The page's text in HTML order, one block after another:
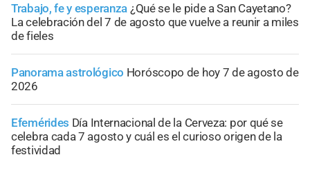
Trabajo, fe y esperanza ¿Qué se le pide a San Cayetano?
La celebración del 7 de agosto que vuelve a reunir a miles
de fieles
Panorama astrológico Horóscopo de hoy 7 de agosto de
2026
Efemérides Día Internacional de la Cerveza: por qué se
celebra cada 7 agosto y cuál es el curioso origen de la
festividad